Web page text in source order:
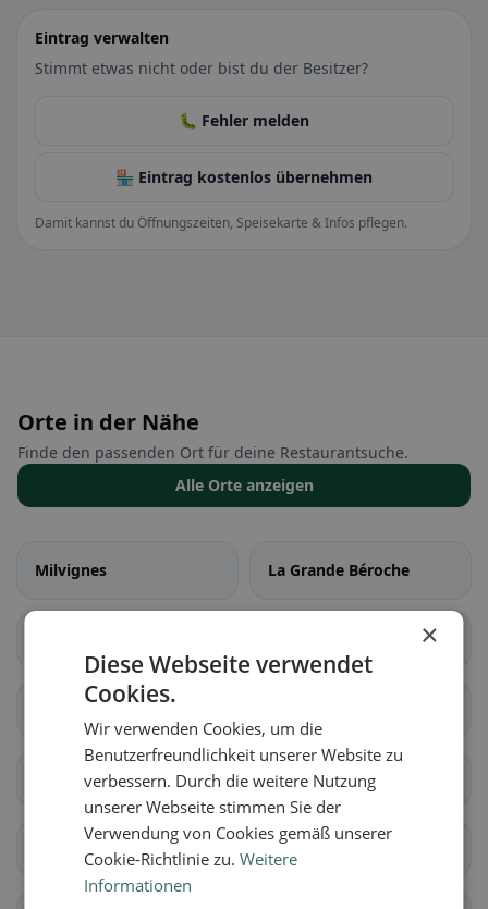
Eintrag verwalten
Stimmt etwas nicht oder bist du der Besitzer?
🐛 Fehler melden
🏪 Eintrag kostenlos übernehmen
Damit kannst du Öffnungszeiten, Speisekarte & Infos pflegen.
Orte in der Nähe
Finde den passenden Ort für deine Restaurantsuche.
Alle Orte anzeigen
Milvignes La Grande Béroche
La Sagne
Le Cerneux-Péquignot La Chaux-du-Milieu
Le Locle Les Ponts-de-Martel
×
Diese Webseite verwendet
Cookies.
Wir verwenden Cookies, um die
Benutzerfreundlichkeit unserer Website zu
verbessern. Durch die weitere Nutzung
unserer Webseite stimmen Sie der
Verwendung von Cookies gemäß unserer
Cookie-Richtlinie zu.Weitere
Informationen